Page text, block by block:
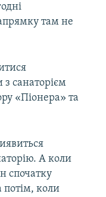
там не
санаторієм
«Піонера» та
А коли
спочатку
потім, коли